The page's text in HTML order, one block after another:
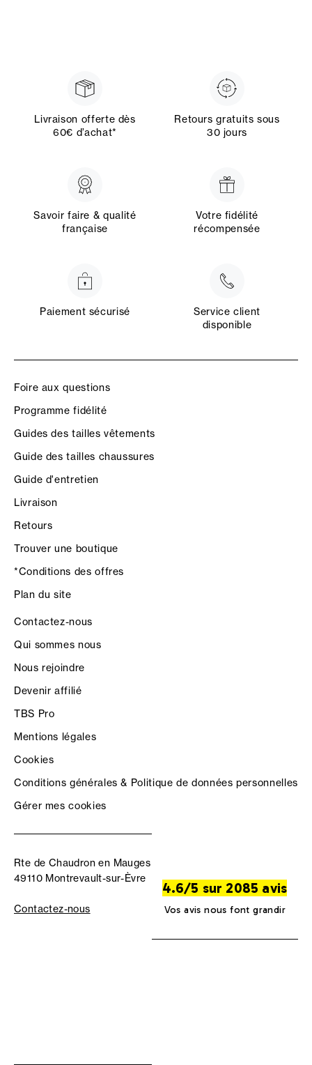
Livraison offerte dès
60€ d’achat*
Retours gratuits sous
30 jours
Savoir faire & qualité
française
Votre fidélité
récompensée
Paiement sécurisé
Service client
disponible
Foire aux questions
Programme fidélité
Guides des tailles vêtements
Guide des tailles chaussures
Guide d'entretien
Livraison
Retours
Trouver une boutique
*Conditions des offres
Plan du site
Contactez-nous
Qui sommes nous
Nous rejoindre
Devenir affilié
TBS Pro
Mentions légales
Cookies
Conditions générales & Politique de données personnelles
Gérer mes cookies
Rte de Chaudron en Mauges
49110 Montrevault-sur-Èvre
Contactez-nous
4.6/5 sur 2085 avis
Vos avis nous font grandir